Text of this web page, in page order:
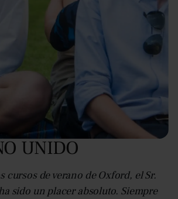
UNIDO
cursos de verano de Oxford, el Sr.
sido un placer absoluto. Siempre